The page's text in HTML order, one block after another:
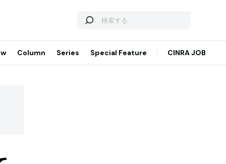
Column Series Special Feature CINRA JOB